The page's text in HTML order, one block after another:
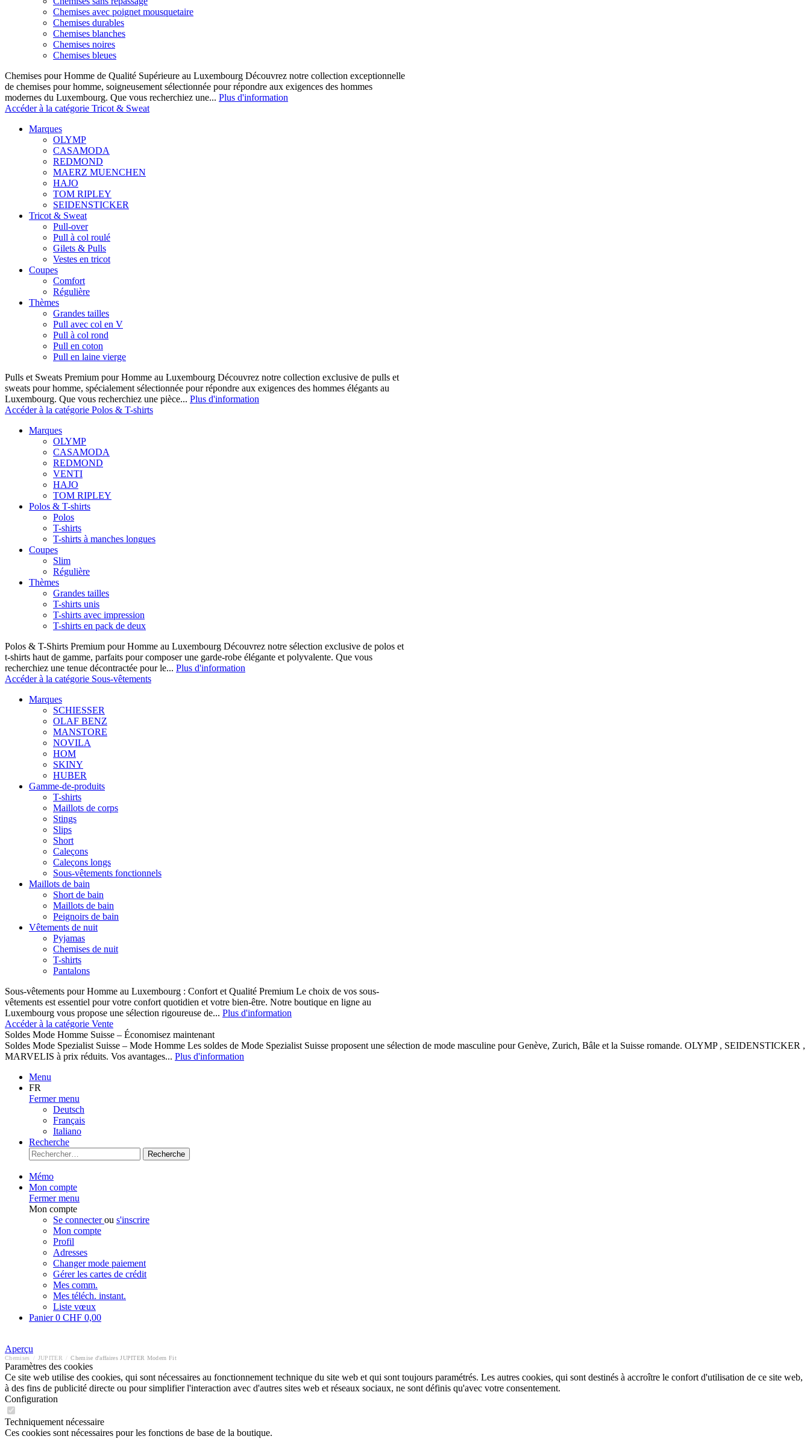
Chemises avec poignet mousquetaire
Chemises durables
Chemises blanches
Chemises noires
Chemises bleues
Chemises pour Homme de Qualité Supérieure au Luxembourg Découvrez notre collection exceptionnelle
de chemises pour homme, soigneusement sélectionnée pour répondre aux exigences des hommes
modernes du Luxembourg. Que vous recherchiez une... Plus d'information
Accéder à la catégorie Tricot & Sweat
Marques
OLYMP
CASAMODA
REDMOND
MAERZ MUENCHEN
HAJO
TOM RIPLEY
SEIDENSTICKER
Tricot & Sweat
Pull-over
Pull à col roulé
Gilets & Pulls
Vestes en tricot
Coupes
Comfort
Régulière
Thèmes
Grandes tailles
Pull avec col en V
Pull à col rond
Pull en coton
Pull en laine vierge
Pulls et Sweats Premium pour Homme au Luxembourg Découvrez notre collection exclusive de pulls et
sweats pour homme, spécialement sélectionnée pour répondre aux exigences des hommes élégants au
Luxembourg. Que vous recherchiez une pièce... Plus d'information
Accéder à la catégorie Polos & T-shirts
Marques
OLYMP
CASAMODA
REDMOND
VENTI
HAJO
TOM RIPLEY
Polos & T-shirts
Polos
T-shirts
T-shirts à manches longues
Coupes
Slim
Régulière
Thèmes
Grandes tailles
T-shirts unis
T-shirts avec impression
T-shirts en pack de deux
Polos & T-Shirts Premium pour Homme au Luxembourg Découvrez notre sélection exclusive de polos et
t-shirts haut de gamme, parfaits pour composer une garde-robe élégante et polyvalente. Que vous
recherchiez une tenue décontractée pour le... Plus d'information
Accéder à la catégorie Sous-vêtements
Marques
SCHIESSER
OLAF BENZ
MANSTORE
NOVILA
HOM
SKINY
HUBER
Gamme-de-produits
T-shirts
Maillots de corps
Stings
Slips
Short
Caleçons
Caleçons longs
Sous-vêtements fonctionnels
Maillots de bain
Short de bain
Maillots de bain
Peignoirs de bain
Vêtements de nuit
Pyjamas
Chemises de nuit
T-shirts
Pantalons
Sous-vêtements pour Homme au Luxembourg : Confort et Qualité Premium Le choix de vos sous-
vêtements est essentiel pour votre confort quotidien et votre bien-être. Notre boutique en ligne au
Luxembourg vous propose une sélection rigoureuse de... Plus d'information
Accéder à la catégorie Vente
Soldes Mode Homme Suisse – Économisez maintenant
Soldes Mode Spezialist Suisse – Mode Homme Les soldes de Mode Spezialist Suisse proposent une sélection de mode masculine pour Genève, Zurich, Bâle et la Suisse romande. OLYMP , SEIDENSTICKER ,
MARVELIS à prix réduits. Vos avantages... Plus d'information
Menu
FR
Fermer menu
Deutsch
Français
Italiano
Recherche
Recherche
Mémo
Mon compte
Fermer menu
Mon compte
Se connecterou s'inscrire
Mon compte
Profil
Adresses
Changer mode paiement
Gérer les cartes de crédit
Mes comm.
Mes téléch. instant.
Liste vœux
Panier0 CHF 0,00
Aperçu
Chemises JUPITER Chemise d'affaires JUPITER Modern Fit
Paramètres des cookies
Ce site web utilise des cookies, qui sont nécessaires au fonctionnement technique du site web et qui sont toujours paramétrés. Les autres cookies, qui sont destinés à accroître le confort d'utilisation de ce site web,
à des fins de publicité directe ou pour simplifier l'interaction avec d'autres sites web et réseaux sociaux, ne sont définis qu'avec votre consentement.
Configuration
Techniquement nécessaire
Ces cookies sont nécessaires pour les fonctions de base de la boutique.